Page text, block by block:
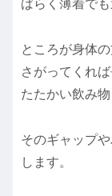
ばらく薄着でも
ところが身体
さがってくれ
たたかい飲み
そのギャップ
します。